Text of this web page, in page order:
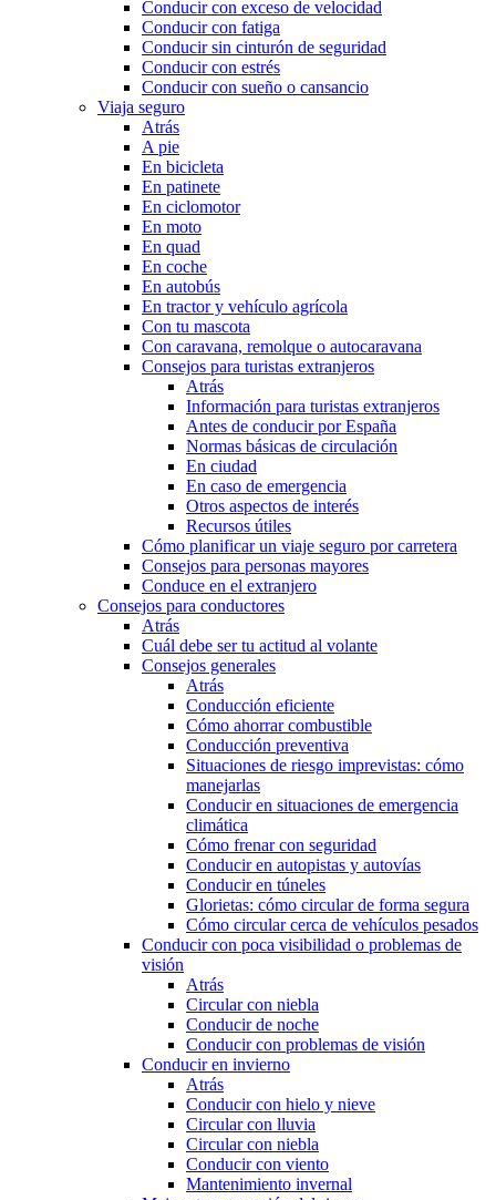
Conducir con exceso de velocidad
Conducir con fatiga
Conducir sin cinturón de seguridad
Conducir con estrés
Conducir con sueño o cansancio
Viaja seguro
Atrás
A pie
En bicicleta
En patinete
En ciclomotor
En moto
En quad
En coche
En autobús
En tractor y vehículo agrícola
Con tu mascota
Con caravana, remolque o autocaravana
Consejos para turistas extranjeros
Atrás
Información para turistas extranjeros
Antes de conducir por España
Normas básicas de circulación
En ciudad
En caso de emergencia
Otros aspectos de interés
Recursos útiles
Cómo planificar un viaje seguro por carretera
Consejos para personas mayores
Conduce en el extranjero
Consejos para conductores
Atrás
Cuál debe ser tu actitud al volante
Consejos generales
Atrás
Conducción eficiente
Cómo ahorrar combustible
Conducción preventiva
Situaciones de riesgo imprevistas: cómo
manejarlas
Conducir en situaciones de emergencia
climática
Cómo frenar con seguridad
Conducir en autopistas y autovías
Conducir en túneles
Glorietas: cómo circular de forma segura
Cómo circular cerca de vehículos pesados
Conducir con poca visibilidad o problemas de
visión
Atrás
Circular con niebla
Conducir de noche
Conducir con problemas de visión
Conducir en invierno
Atrás
Conducir con hielo y nieve
Circular con lluvia
Circular con niebla
Conducir con viento
Mantenimiento invernal